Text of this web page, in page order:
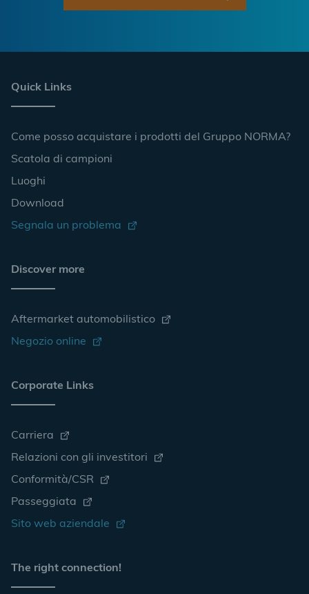
Quick Links
Come posso acquistare i prodotti del Gruppo NORMA?
Scatola di campioni
Luoghi
Download
Segnala un problema
Discover more
Aftermarket automobilistico
Negozio online
Corporate Links
Carriera
Relazioni con gli investitori
Conformità/CSR
Passeggiata
Sito web aziendale
The right connection!